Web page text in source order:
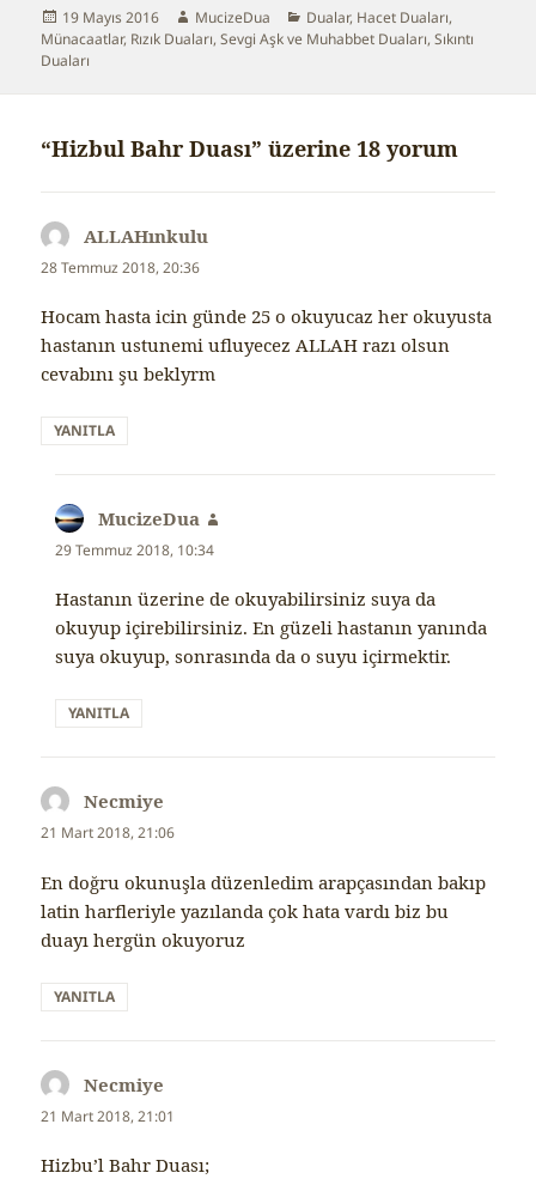
Yayın
tarihi
19 Mayıs 2016 Yazar
MucizeDua Kategoriler
Dualar, Hacet Duaları,
Münacaatlar, Rızık Duaları,Sevgi Aşk ve Muhabbet Duaları,Sıkıntı
Duaları
“Hizbul Bahr Duası” üzerine 18 yorum
ALLAHınkulu
28 Temmuz 2018, 20:36
Hocam hasta icin günde 25 o okuyucaz her okuyusta
hastanın ustunemi ufluyecez ALLAH razı olsun
cevabını şu beklyrm
YANITLA
MucizeDua
29 Temmuz 2018, 10:34
Hastanın üzerine de okuyabilirsiniz suya da
okuyup içirebilirsiniz. En güzeli hastanın yanında
suya okuyup, sonrasında da o suyu içirmektir.
YANITLA
Necmiye
ki:
21 Mart 2018, 21:06
En doğru okunuşla düzenledim arapçasından bakıp
latin harfleriyle yazılanda çok hata vardı biz bu
duayı hergün okuyoruz
YANITLA
Necmiye
ki:
21 Mart 2018, 21:01
Hizbu’l Bahr Duası;